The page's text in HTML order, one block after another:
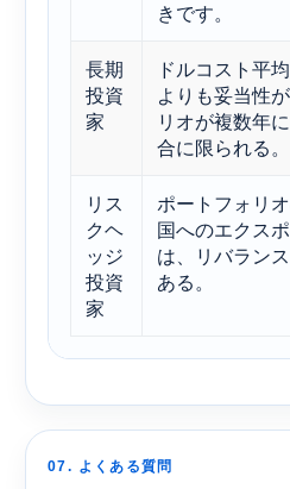
きです。
長期
投資
家
ドルコスト平
よりも妥当性
リオが複数年
合に限られる。
リス
クヘ
ッジ
投資
家
ポートフォリ
国へのエクス
は、リバラン
ある。
07. よくある質問